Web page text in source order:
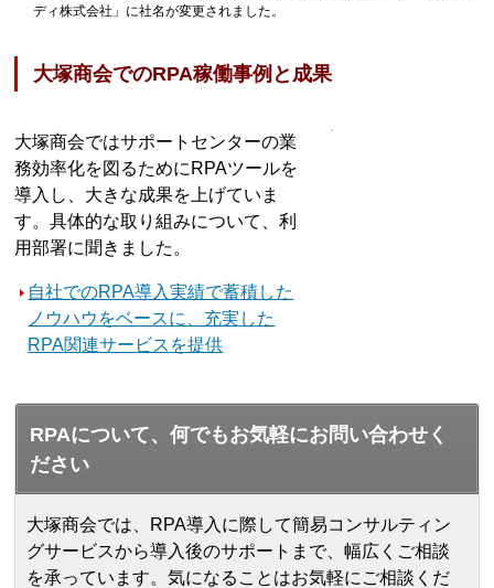
ディ株式会社」に社名が変更されました。
大塚商会でのRPA稼働事例と成果
大塚商会ではサポートセンターの業
務効率化を図るためにRPAツールを
導入し、大きな成果を上げていま
す。具体的な取り組みについて、利
用部署に聞きました。
自社でのRPA導入実績で蓄積した
ノウハウをベースに、充実した
RPA関連サービスを提供
RPAについて、何でもお気軽にお問い合わせく
ださい
大塚商会では、RPA導入に際して簡易コンサルティン
グサービスから導入後のサポートまで、幅広くご相談
を承っています。気になることはお気軽にご相談くだ